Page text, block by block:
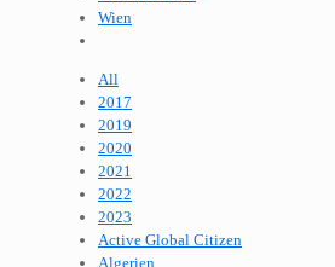
Wien
All
2017
2019
2020
2021
2022
2023
Active Global Citizen
Algerien